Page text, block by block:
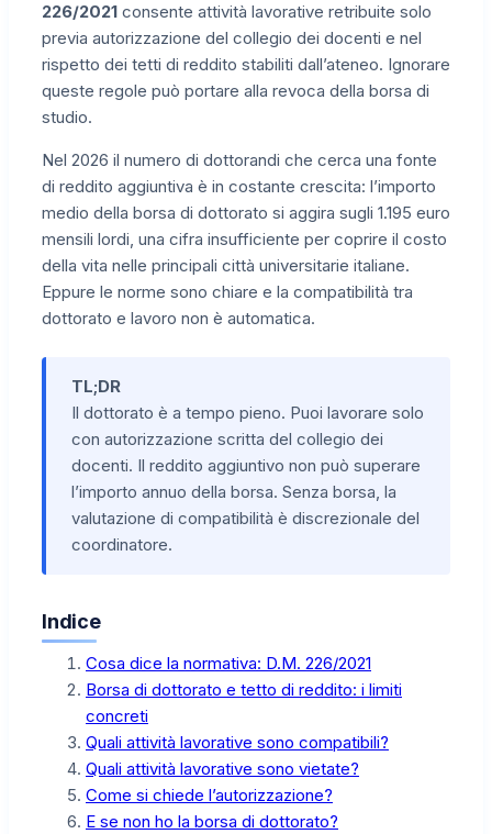
226/2021 consente attività lavorative retribuite solo
previa autorizzazione del collegio dei docenti e nel
rispetto dei tetti di reddito stabiliti dall’ateneo. Ignorare
queste regole può portare alla revoca della borsa di
studio.
Nel 2026 il numero di dottorandi che cerca una fonte
di reddito aggiuntiva è in costante crescita: l’importo
medio della borsa di dottorato si aggira sugli 1.195 euro
mensili lordi, una cifra insufficiente per coprire il costo
della vita nelle principali città universitarie italiane.
Eppure le norme sono chiare e la compatibilità tra
dottorato e lavoro non è automatica.
TL;DR
Il dottorato è a tempo pieno. Puoi lavorare solo
con autorizzazione scritta del collegio dei
docenti. Il reddito aggiuntivo non può superare
l’importo annuo della borsa. Senza borsa, la
valutazione di compatibilità è discrezionale del
coordinatore.
Indice
Cosa dice la normativa: D.M. 226/2021
Borsa di dottorato e tetto di reddito: i limiti
concreti
Quali attività lavorative sono compatibili?
Quali attività lavorative sono vietate?
Come si chiede l’autorizzazione?
E se non ho la borsa di dottorato?